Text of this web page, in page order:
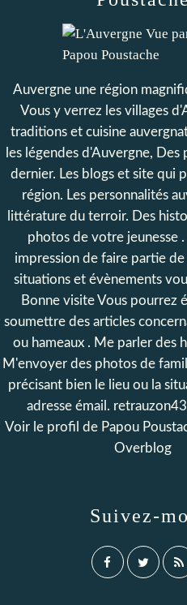
Auvergne une région
Vous y verrez les villages
traditions et cuisine
les légendes d'Auvergne, Des
dernier. Les blogs et site qui
région. Les personnalités
littérature du terroir. Des
photos de votre jeunesse
impression de faire partie
situations et évènements
Bonne visite Vous pourrez
soumettre des articles
ou hameaux . Me parler des
M'envoyer des photos de
précisant bien le lieu ou la
adresse émail.
Voir le profil de Papou
Overblog
Suivez-